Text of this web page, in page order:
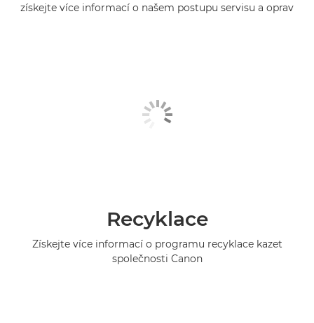
získejte více informací o našem postupu servisu a oprav
Recyklace
Získejte více informací o programu recyklace kazet
společnosti Canon